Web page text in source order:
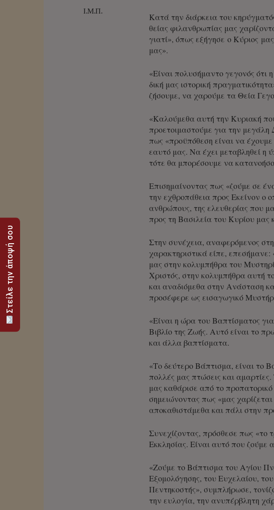
Ι.Μ.Π.
Κατά την διάρκεια του
θείας φιλανθρωπίας μας
γιατί», όπως εξήγησε ο Κύριος
μας».
«Είναι πολυσήμαντο γεγονός
δική μας ιστορική
ζήσουμε, να χαρούμε τα Θεία
«Καλούμεθα αυτή την Κυριακή
προετοιμαστούμε για την
πως «προϋπόθεση είναι να
εαυτό μας. Να έχει μεταβληθεί η
τότε θα μπορέσουμε να
Επισημαίνοντας πως «ζούμε σε
την εχθροπάθεια προς Εκείνον ο
ανθρώπους, της ελευθερίας που
προς τη Βασιλεία του Κυρίου μας
Στην συνέχεια, αναφερόμενος
χαρακτηριστικά είπε,
μας στην κολυμπήθρα του
Χριστός, στην κολυμπήθρα αυτή
και αναδιόμεθα στην Ανάσταση
προσέφερε ως εισαγωγικό
«Είναι η ώρα του Βαπτίσματος
Βιβλίο της Ζωής. Αυτό είναι το
και άλλα βαπτίσματα.
«Το δεύτερο Βάπτισμα, είναι το
πολλές μας πτώσεις και
μας καθάρισε από το
σημειώνοντας πως «μας
αποκαθιστάμεθα και πάλι στην
Συνεχίζοντας, πρόσθεσε πως «το
Εκκλησίας. Είναι αυτό που ζούμε
«Ζούμε το Βάπτισμα του Αγίου
Εξομολόγησης, του Ευχελαίου,
Πεντηκοστής», συμπλήρωσε,
την ευλογία, την ανυπέρβλητη
Στείλε την άποψή σου